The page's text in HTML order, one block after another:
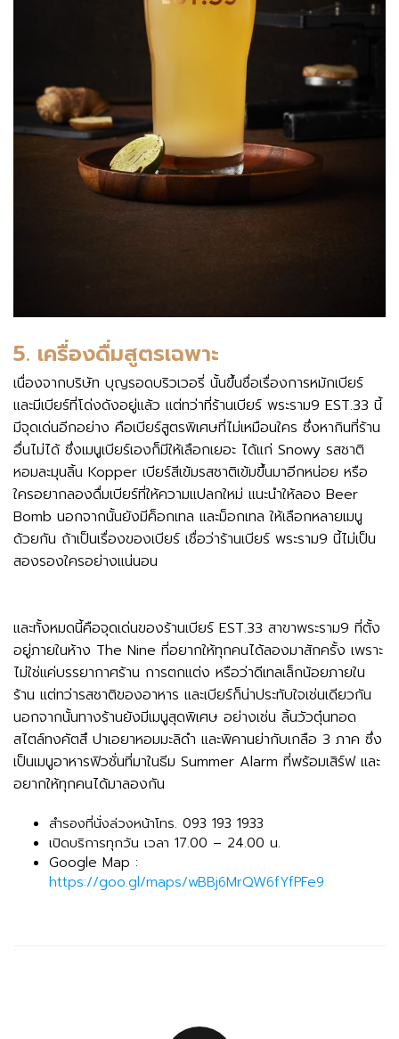
5. เครื่องดื่มสูตรเฉพาะ
เนื่องจากบริษัท บุญรอดบริวเวอรี่ นั้นขึ้นชื่อเรื่องการหมักเบียร์
และมีเบียร์ที่โด่งดังอยู่แล้ว แต่ทว่าที่ร้านเบียร์ พระราม9 EST.33 นี้
มีจุดเด่นอีกอย่าง คือเบียร์สูตรพิเศษที่ไม่เหมือนใคร ซึ่งหากินที่ร้าน
อื่นไม่ได้ ซึ่งเมนูเบียร์เองก็มีให้เลือกเยอะ ได้แก่ Snowy รสชาติ
หอมละมุนลิ้น Kopper เบียร์สีเข้มรสชาติเข้มขึ้นมาอีกหน่อย หรือ
ใครอยากลองดื่มเบียร์ที่ให้ความแปลกใหม่ แนะนำให้ลอง Beer
Bomb นอกจากนั้นยังมีค็อกเทล และม็อกเทล ให้เลือกหลายเมนู
ด้วยกัน ถ้าเป็นเรื่องของเบียร์ เชื่อว่าร้านเบียร์ พระราม9 นี้ไม่เป็น
สองรองใครอย่างแน่นอน
และทั้งหมดนี้คือจุดเด่นของร้านเบียร์ EST.33 สาขาพระราม9 ที่ตั้ง
อยู่ภายในห้าง The Nine ที่อยากให้ทุกคนได้ลองมาสักครั้ง เพราะ
ไม่ใช่แค่บรรยากาศร้าน การตกแต่ง หรือว่าดีเทลเล็กน้อยภายใน
ร้าน แต่ทว่ารสชาติของอาหาร และเบียร์ก็น่าประทับใจเช่นเดียวกัน
นอกจากนั้นทางร้านยังมีเมนูสุดพิเศษ อย่างเช่น ลิ้นวัวตุ๋นทอด
สไตล์ทงคัตสึ ปาเอยาหอมมะลิดำ และพิคานย่ากับเกลือ 3 ภาค ซึ่ง
เป็นเมนูอาหารฟิวชั่นที่มาในธีม Summer Alarm ที่พร้อมเสิร์ฟ และ
อยากให้ทุกคนได้มาลองกัน
สำรองที่นั่งล่วงหน้าโทร. 093 193 1933
เปิดบริการทุกวัน เวลา 17.00 – 24.00 น.
Google Map :
https://goo.gl/maps/wBBj6MrQW6fYfPFe9